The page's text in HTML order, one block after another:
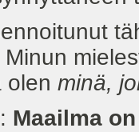
olen minä,
Maailma